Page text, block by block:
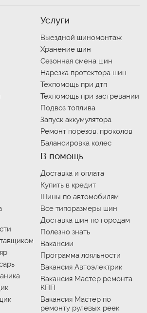
Услуги
Выездной шиномонтаж
Хранение шин
Сезонная смена шин
Нарезка протектора шин
Техпомощь при дтп
Техпомощь при застревании
Подвоз топлива
Запуск аккумулятора
Ремонт порезов, проколов
Балансировка колес
В помощь
Доставка и оплата
Купить в кредит
Шины по автомобилям
Все типоразмеры шин
Доставка шин по городам
Полезно знать
Вакансии
Программа лояльности
Вакансия Автоэлектрик
Вакансия Мастер ремонта
КПП
Вакансия Мастер по
ремонту рулевых реек